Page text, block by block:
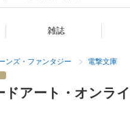
雑誌
ンズ・ファンタジー 電撃文庫
ドアート・オンラ